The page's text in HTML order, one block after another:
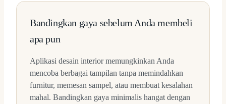
Bandingkan gaya sebelum Anda membeli
apa pun
Aplikasi desain interior memungkinkan Anda
mencoba berbagai tampilan tanpa memindahkan
furnitur, memesan sampel, atau membuat kesalahan
mahal. Bandingkan gaya minimalis hangat dengan